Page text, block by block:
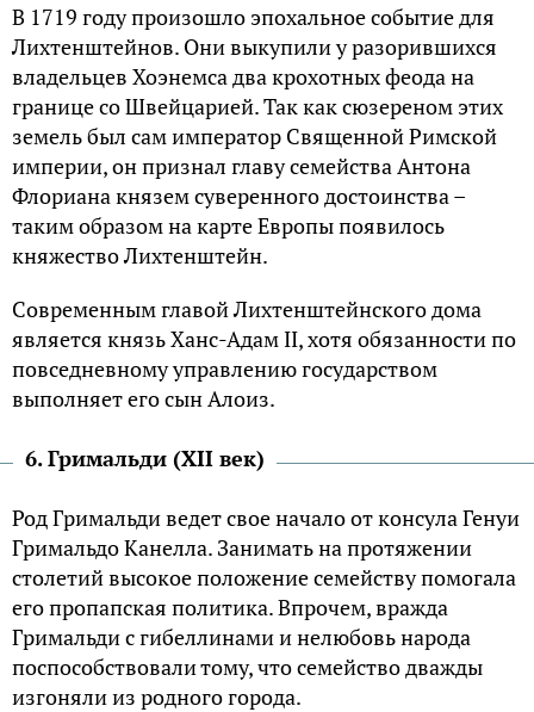
В 1719 году произошло эпохальное событие для
Лихтенштейнов. Они выкупили у разорившихся
владельцев Хоэнемса два крохотных феода на
границе со Швейцарией. Так как сюзереном этих
земель был сам император Священной Римской
империи, он признал главу семейства Антона
Флориана князем суверенного достоинства –
таким образом на карте Европы появилось
княжество Лихтенштейн.
Современным главой Лихтенштейнского дома
является князь Ханс-Адам II, хотя обязанности по
повседневному управлению государством
выполняет его сын Алоиз.
6. Гримальди (XII век)
Род Гримальди ведет свое начало от консула Генуи
Гримальдо Канелла. Занимать на протяжении
столетий высокое положение семейству помогала
его пропапская политика. Впрочем, вражда
Гримальди с гибеллинами и нелюбовь народа
поспособствовали тому, что семейство дважды
изгоняли из родного города.